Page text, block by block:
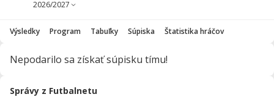
Výsledky Program Tabuľky Súpiska Štatistika hráčov
Nepodarilo sa získať súpisku tímu!
Správy z Futbalnetu